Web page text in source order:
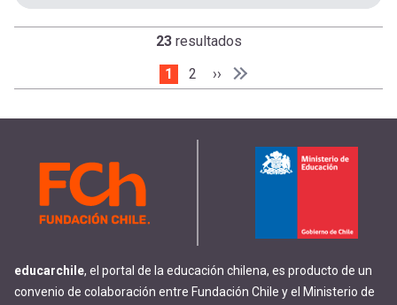
23resultados
Página actual
1 Page
2 Siguiente página
›› Última página
Última »
educarchile, el portal de la educación chilena, es producto de un
convenio de colaboración entre Fundación Chile y el Ministerio de